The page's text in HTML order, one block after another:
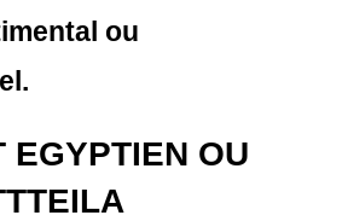
ou
EGYPTIEN OU